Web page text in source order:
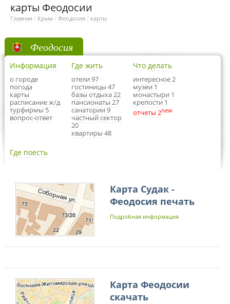
карты Феодосии
Главная / Крым / Феодосия / карты
Феодосия
Информация
о городе
погода
карты
расписание ж/д
турфирмы 5
вопрос-ответ
Где жить
отели 97
гостиницы 47
базы отдыха 22
пансионаты 27
санатории 9
частный сектор
20
квартиры 48
Что делать
интересное 2
музеи 1
монастыри 1
крепости 1
отчеты 2new
Где поесть
Карта Судак -
Феодосия печать
Подробная информация
Карта Феодосии
скачать